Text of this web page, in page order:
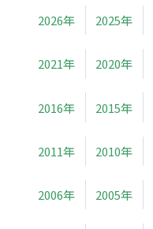
2026年 2025年
2021年 2020年
2016年 2015年
2011年 2010年
2006年 2005年